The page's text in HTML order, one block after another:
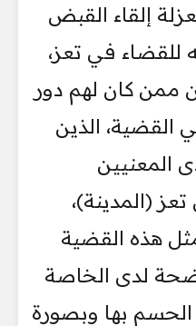
إلقاء القبض
للقضاء في تعز،
ممن كان لهم دور
القضية، الذين
المعنيين
(المدينة)،
هذه القضية
لدى الخاصة
الحسم بها وبصورة